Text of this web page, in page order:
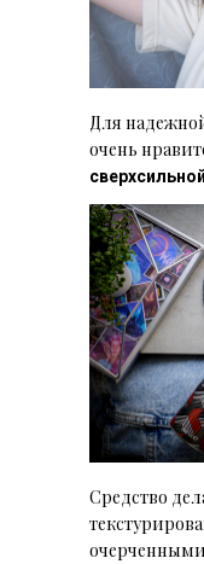
Для
очень
Средство